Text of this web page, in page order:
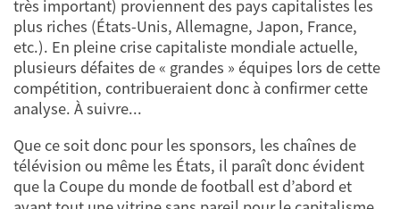
très important) proviennent des pays capitalistes les
plus riches (États-Unis, Allemagne, Japon, France,
etc.). En pleine crise capitaliste mondiale actuelle,
plusieurs défaites de « grandes » équipes lors de cette
compétition, contribueraient donc à confirmer cette
analyse. À suivre...
Que ce soit donc pour les sponsors, les chaînes de
télévision ou même les États, il paraît donc évident
que la Coupe du monde de football est d’abord et